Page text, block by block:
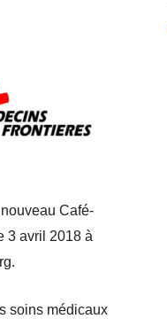
Café-
3 avril 2018 à
soins médicaux